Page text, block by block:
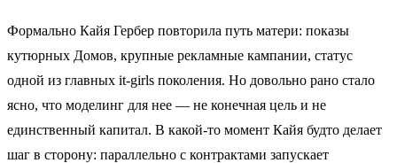
Формально Кайя Гербер повторила путь матери: показы
кутюрных Домов, крупные рекламные кампании, статус
одной из главных it-girls поколения. Но довольно рано стало
ясно, что моделинг для нее — не конечная цель и не
единственный капитал. В какой-то момент Кайя будто делает
шаг в сторону: параллельно с контрактами запускает